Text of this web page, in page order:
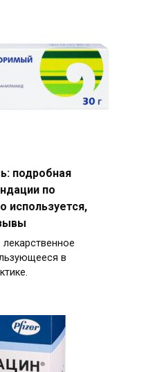
подробная
по
используется,
в